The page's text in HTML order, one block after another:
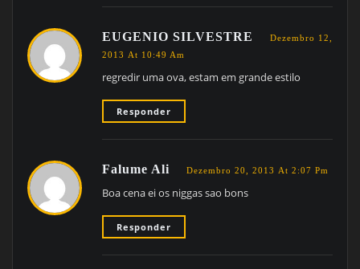
EUGENIO SILVESTRE
Dezembro 12,
2013 At 10:49 Am
regredir uma ova, estam em grande estilo
Responder
Falume Ali Dezembro 20, 2013 At 2:07 Pm
Boa cena ei os niggas sao bons
Responder